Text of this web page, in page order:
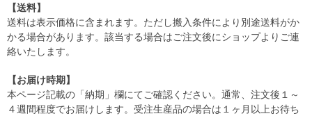
【送料】
送料は表示価格に含まれます。ただし搬入条件により別途送料がか
かる場合があります。該当する場合はご注文後にショップよりご連
絡いたします。
【お届け時期】
本ページ記載の「納期」欄にてご確認ください。通常、注文後１～
４週間程度でお届けします。受注生産品の場合は１ヶ月以上お待ち